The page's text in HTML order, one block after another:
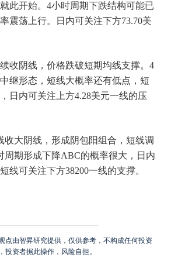
此开始。4小时周期下跌结构可能已
震荡上行。日内可关注下方73.70美
收阴线，价格跌破短期均线支撑。4
继形态，短线大概率还有低点，短
日内可关注上方4.28美元一线的压
收大阴线，形成阴包阳组合，短线调
周期形成下降ABC的概率很大，日内
线可关注下方38200一线的支撑。
点由智昇研究提供，仅供参考，不构成任何投资
投资者据此操作，风险自担。